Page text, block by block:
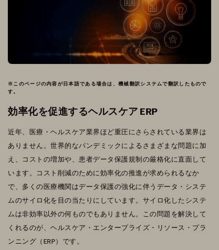
※このページの内容が日本語である場合は、機械翻訳システムで翻訳したもので
す。
効率化を促進するヘルスケア ERP
近年、医療・ヘルスケア業界ほど重圧にさらされている業界は
ありません。世界的なパンデミックによるさまざまな問題に加
え、コストの増加や、患者データ保護規制の厳格化に直面して
います。コスト削減のために効率化の推進が求められるなか
で、多くの医療機関はデータ保護の強化に伴うデータ・システ
ムのサイロ化を目の当たりにしています。サイロ化したシステ
ムは非効率以外の何ものでもありません。この問題を解決して
くれるのが、ヘルスケア・エンタープライズ・リソース・プラ
ンニング（ERP）です。